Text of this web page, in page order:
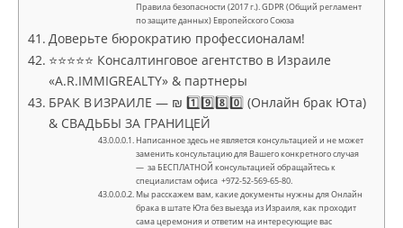
Правила безопасности (2017 г.). GDPR (Общий регламент
по защите данных) Европейского Союза
Доверьте бюрократию профессионалам!
⭐⭐⭐⭐⭐ Консалтинговое агентство в Израиле
«A.R.IMMIGREALTY» & партнеры
БРАК В ИЗРАИЛЕ — ₪ 1️⃣9️⃣8️⃣0️⃣ (Онлайн брак Юта)
& СВАДЬБЫ ЗА ГРАНИЦЕЙ
Написанное здесь не является консультацией и не может
заменить консультацию для Вашего конкретного случая
— за БЕСПЛАТНОЙ консультацией обращайтесь к
специалистам офиса +972-52-569-65-80.
Мы расскажем вам, какие документы нужны для Онлайн
брака в штате Юта без выезда из Израиля, как проходит
сама церемония и ответим на интересующие вас